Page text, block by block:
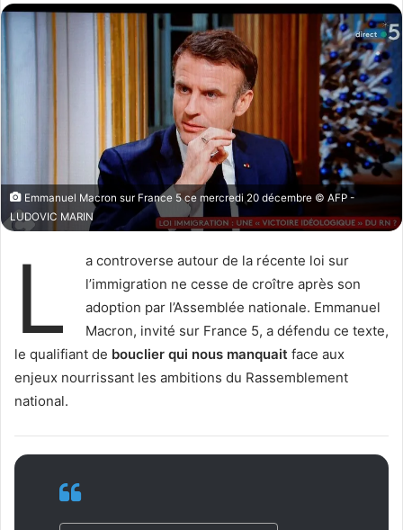
o
y
c
u
r
r
e
l
Emmanuel Macron sur France 5 ce mercredi 20 décembre © AFP -
LUDOVIC MARIN
L
a controverse autour de la récente loi sur
l’immigration ne cesse de croître après son
adoption par l’Assemblée nationale. Emmanuel
Macron, invité sur France 5, a défendu ce texte,
le qualifiant de bouclier qui nous manquait face aux
enjeux nourrissant les ambitions du Rassemblement
national.